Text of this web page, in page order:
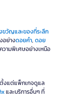
ขวัญและของที่ระลึก
อย่างดอยคำ, ดอย
วามพิเศษอย่างเหนือ
ตั้งแต่แพ็กเกจดูแล
และบริการอื่นๆ ที่